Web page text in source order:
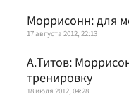
Моррисонн: для
17 августа 2012, 22:13
А.Титов:
тренировку
18 июля 2012, 04:28